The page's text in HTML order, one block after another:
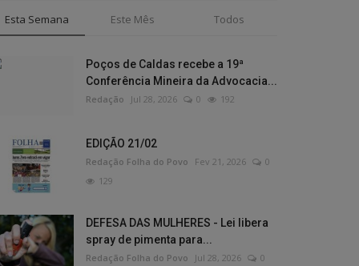
Esta Semana Este Mês Todos
Poços de Caldas recebe a 19ª
Conferência Mineira da Advocacia...
Redação Jul 28, 2026 0 192
EDIÇÃO 21/02
Redação Folha do Povo Fev 21, 2026
0
129
DEFESA DAS MULHERES - Lei libera
spray de pimenta para...
Redação Folha do Povo Jul 28, 2026
0